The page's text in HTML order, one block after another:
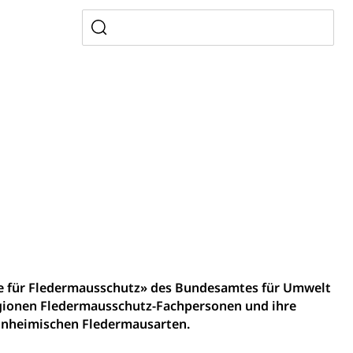
Fledermausschutz» des Bundesamtes für Umwelt
Fledermausschutz-Fachpersonen und ihre
Fledermausarten.